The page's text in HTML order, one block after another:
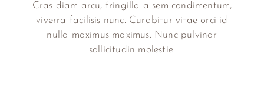
Cras diam arcu, fringilla a sem condimentum,
viverra facilisis nunc. Curabitur vitae orci id
nulla maximus maximus. Nunc pulvinar
sollicitudin molestie.